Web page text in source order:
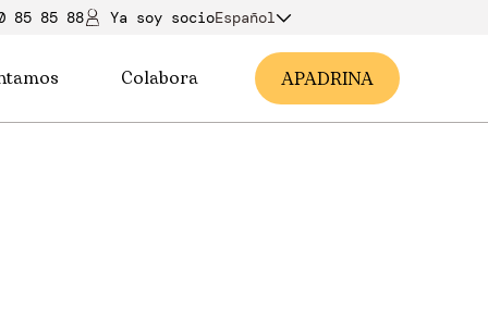
85 85 88 Ya soy socioEspañol
Colabora APADRINA